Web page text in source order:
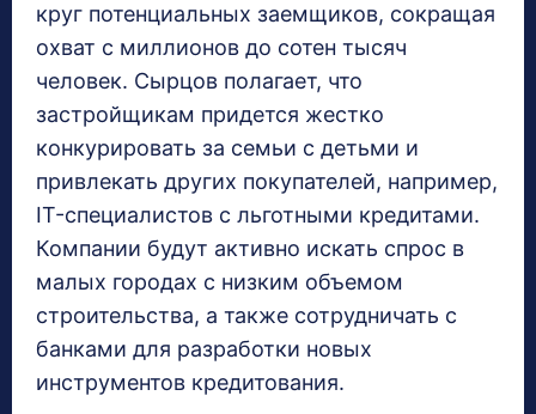
круг потенциальных заемщиков, сокращая
охват с миллионов до сотен тысяч
человек. Сырцов полагает, что
застройщикам придется жестко
конкурировать за семьи с детьми и
привлекать других покупателей, например,
IT-специалистов с льготными кредитами.
Компании будут активно искать спрос в
малых городах с низким объемом
строительства, а также сотрудничать с
банками для разработки новых
инструментов кредитования.